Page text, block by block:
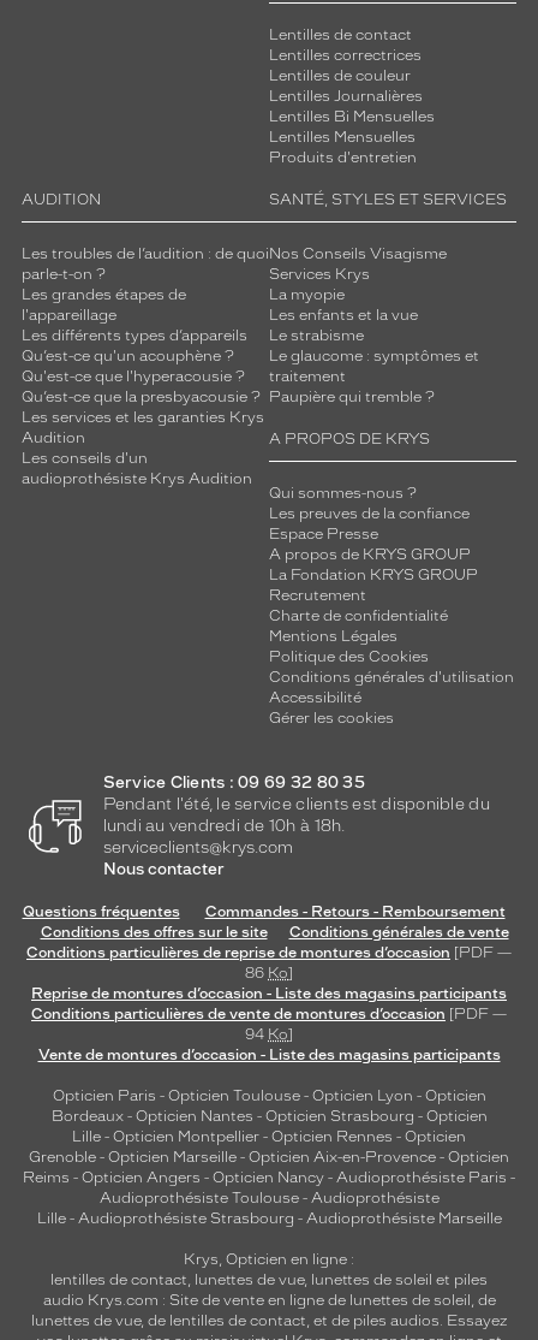
Lentilles de contact
Lentilles correctrices
Lentilles de couleur
Lentilles Journalières
Lentilles Bi Mensuelles
Lentilles Mensuelles
Produits d'entretien
AUDITION
Les troubles de l’audition : de quoi
parle-t-on ?
Les grandes étapes de
l'appareillage
Les différents types d’appareils
Qu’est-ce qu'un acouphène ?
Qu'est-ce que l'hyperacousie ?
Qu’est-ce que la presbyacousie ?
Les services et les garanties Krys
Audition
Les conseils d'un
audioprothésiste Krys Audition
SANTÉ, STYLES ET SERVICES
Nos Conseils Visagisme
Services Krys
La myopie
Les enfants et la vue
Le strabisme
Le glaucome : symptômes et
traitement
Paupière qui tremble ?
A PROPOS DE KRYS
Qui sommes-nous ?
Les preuves de la confiance
Espace Presse
A propos de KRYS GROUP
La Fondation KRYS GROUP
Recrutement
Charte de confidentialité
Mentions Légales
Politique des Cookies
Conditions générales d'utilisation
Accessibilité
Gérer les cookies
Service Clients : 09 69 32 80 35
Pendant l'été, le service clients est disponible du
lundi au vendredi de 10h à 18h.
serviceclients@krys.com
Nous contacter
Questions fréquentes
Commandes - Retours - Remboursement
Conditions des offres sur le site
Conditions générales de vente
Conditions particulières de reprise de montures d’occasion [PDF —
86 Ko]
Reprise de montures d’occasion - Liste des magasins participants
Conditions particulières de vente de montures d’occasion [PDF —
94 Ko]
Vente de montures d’occasion - Liste des magasins participants
Opticien Paris - Opticien Toulouse- Opticien Lyon - Opticien
Bordeaux- Opticien Nantes - Opticien Strasbourg - Opticien
Lille - Opticien Montpellier - Opticien Rennes - Opticien
Grenoble - Opticien Marseille - Opticien Aix-en-Provence - Opticien
Reims - Opticien Angers - Opticien Nancy - Audioprothésiste Paris -
Audioprothésiste Toulouse- Audioprothésiste
Lille- Audioprothésiste Strasbourg - Audioprothésiste Marseille
Krys, Opticien en ligne :
lentilles de contact, lunettes de vue, lunettes de soleil et piles
audio Krys.com : Site de vente en ligne de lunettes de soleil, de
lunettes de vue, de lentilles de contact, et de piles audios. Essayez